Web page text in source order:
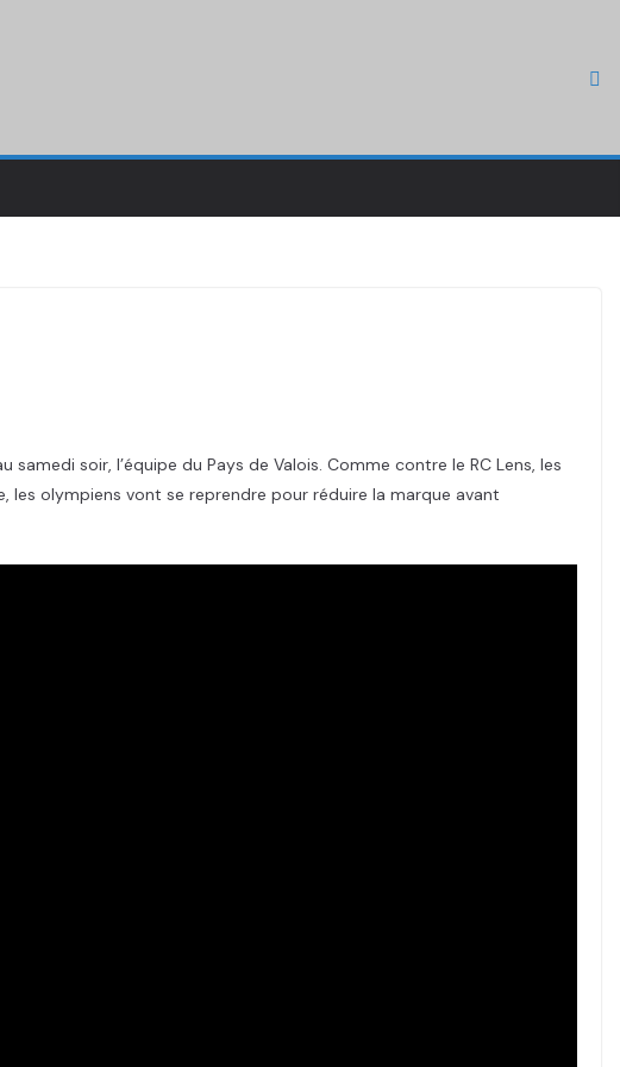
soir, l’équipe du Pays de Valois. Comme contre le RC Lens, les
olympiens vont se reprendre pour réduire la marque avant